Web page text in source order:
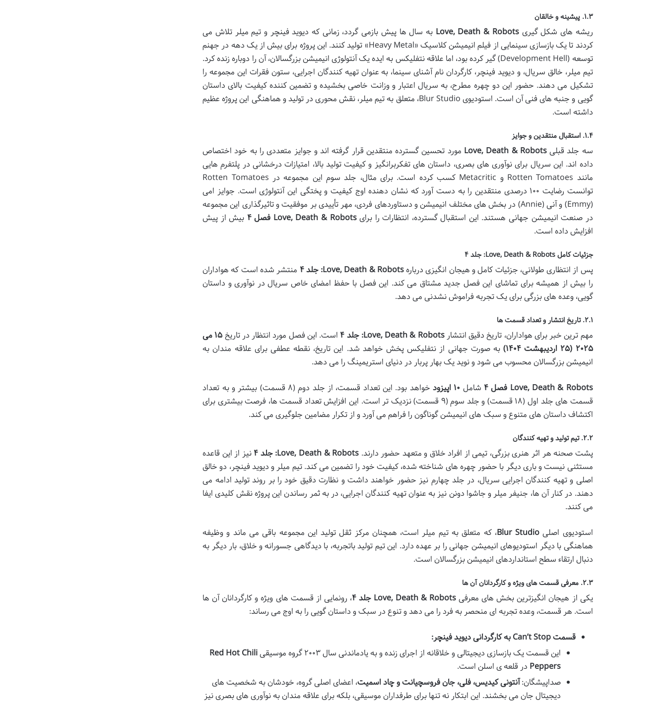
۱.۳. پیشینه و خالقان
ریشه های شکل گیریLove, Death & Robots به سال ها پیش بازمی گردد، زمانی که دیوید فینچر و تیم میلر تلاش می
کردند تا یک بازسازی سینمایی از فیلم انیمیشن کلاسیک «Heavy Metal» تولید کنند. این پروژه برای بیش از یک دهه در جهنم
توسعه (Development Hell) گیر کرده بود، اما علاقه نتفلیکس به ایده یک آنتولوژی انیمیشن بزرگسالان، آن را دوباره زنده کرد.
تیم میلر، خالق سریال، و دیوید فینچر، کارگردان نام آشنای سینما، به عنوان تهیه کنندگان اجرایی، ستون فقرات این مجموعه را
تشکیل می دهند. حضور این دو چهره مطرح، به سریال اعتبار و وزانت خاصی بخشیده و تضمین کننده کیفیت بالای داستان
گویی و جنبه های فنی آن است. استودیوی Blur Studio، متعلق به تیم میلر، نقش محوری در تولید و هماهنگی این پروژه عظیم
داشته است.
۱.۴. استقبال منتقدین و جوایز
سه جلد قبلیLove, Death & Robots مورد تحسین گسترده منتقدین قرار گرفته اند و جوایز متعددی را به خود اختصاص
داده اند. این سریال برای نوآوری های بصری، داستان های تفکربرانگیز و کیفیت تولید بالا، امتیازات درخشانی در پلتفرم هایی
مانند Rotten Tomatoes و Metacritic کسب کرده است. برای مثال، جلد سوم این مجموعه در Rotten Tomatoes
توانست رضایت ۱۰۰ درصدی منتقدین را به دست آورد که نشان دهنده اوج کیفیت و پختگی این آنتولوژی است. جوایز امی
(Emmy) و آنی (Annie) در بخش های مختلف انیمیشن و دستاوردهای فردی، مهر تأییدی بر موفقیت و تاثیرگذاری این مجموعه
در صنعت انیمیشن جهانی هستند. این استقبال گسترده، انتظارات را برایLove, Death & Robots فصل ۴
بیش از پیش
افزایش داده است.
جزئیات کامل Love, Death & Robots: جلد ۴
پس از انتظاری طولانی، جزئیات کامل و هیجان انگیزی دربارهLove, Death & Robots: جلد ۴
منتشر شده است که هواداران
را بیش از همیشه برای تماشای این فصل جدید مشتاق می کند. این فصل با حفظ امضای خاص سریال در نوآوری و داستان
گویی، وعده های بزرگی برای یک تجربه فراموش نشدنی می دهد.
۲.۱. تاریخ انتشار و تعداد قسمت ها
مهم ترین خبر برای هواداران، تاریخ دقیق انتشارLove, Death & Robots: جلد ۴ است. این فصل مورد انتظار در تاریخ
۱۵ می
۲۰۲۵ (۲۵ اردیبهشت ۱۴۰۴)
به صورت جهانی از نتفلیکس پخش خواهد شد. این تاریخ، نقطه عطفی برای علاقه مندان به
انیمیشن بزرگسالان محسوب می شود و نوید یک بهار پربار در دنیای استریمینگ را می دهد.
Love, Death & Robots فصل ۴ شامل ۱۰ اپیزود
خواهد بود. این تعداد قسمت، از جلد دوم (۸ قسمت) بیشتر و به تعداد
قسمت های جلد اول (۱۸ قسمت) و جلد سوم (۹ قسمت) نزدیک تر است. این افزایش تعداد قسمت ها، فرصت بیشتری برای
اکتشاف داستان های متنوع و سبک های انیمیشن گوناگون را فراهم می آورد و از تکرار مضامین جلوگیری می کند.
۲.۲. تیم تولید و تهیه کنندگان
پشت صحنه هر اثر هنری بزرگی، تیمی از افراد خلاق و متعهد حضور دارند. Love, Death & Robots: جلد ۴
نیز از این قاعده
مستثنی نیست و باری دیگر با حضور چهره های شناخته شده، کیفیت خود را تضمین می کند. تیم میلر و دیوید فینچر، دو خالق
اصلی و تهیه کنندگان اجرایی سریال، در جلد چهارم نیز حضور خواهند داشت و نظارت دقیق خود را بر روند تولید ادامه می
دهند. در کنار آن ها، جنیفر میلر و جاشوا دونن نیز به عنوان تهیه کنندگان اجرایی، در به ثمر رساندن این پروژه نقش کلیدی ایفا
می کنند.
استودیوی اصلی Blur Studio، که متعلق به تیم میلر است، همچنان مرکز ثقل تولید این مجموعه باقی می ماند و وظیفه
هماهنگی با دیگر استودیوهای انیمیشن جهانی را بر عهده دارد. این تیم تولید باتجربه، با دیدگاهی جسورانه و خلاق، بار دیگر به
دنبال ارتقاء سطح استانداردهای انیمیشن بزرگسالان است.
۲.۳. معرفی قسمت های ویژه و کارگردانان آن ها
یکی از هیجان انگیزترین بخش های معرفی Love, Death & Robots جلد ۴
، رونمایی از قسمت های ویژه و کارگردانان آن ها
است. هر قسمت، وعده تجربه ای منحصر به فرد را می دهد و تنوع در سبک و داستان گویی را به اوج می رساند:
قسمت Can’t Stop به کارگردانی دیوید فینچر:
این قسمت یک بازسازی دیجیتالی و خلاقانه از اجرای زنده و به یادماندنی سال ۲۰۰۳ گروه موسیقی
Red Hot Chili
Peppers در قلعه ی اسلن است.
صداپیشگان:آنتونی کیدیس، فلی، جان فروسچیانت و چاد اسمیت، اعضای اصلی گروه، خودشان به شخصیت های
دیجیتال جان می بخشند. این ابتکار نه تنها برای طرفداران موسیقی، بلکه برای علاقه مندان به نوآوری های بصری نیز